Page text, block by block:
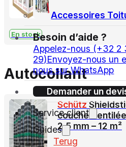
Accessoires
Besoin d’aide ?
Appelez-nous (+32 2
29)Envoyez-nous un
nous sur WhatsApp
Demander un
Service client
Guides
Terug
En stock
Autocollant
Schütz
couche
2,5 mm – 12 m²